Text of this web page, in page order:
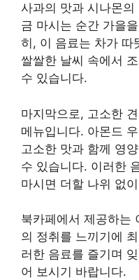
사과의 맛과 시나몬
금 마시는 순간 가을
히, 이 음료는 차가 따
쌀쌀한 날씨 속에서
수 있습니다.
마지막으로, 고소한
메뉴입니다. 아몬드
고소한 맛과 함께 영
수 있습니다. 이러한
마시면 더할 나위 없
북카페에서 제공하는
의 정취를 느끼기에
러한 음료를 즐기며
어 보시기 바랍니다.